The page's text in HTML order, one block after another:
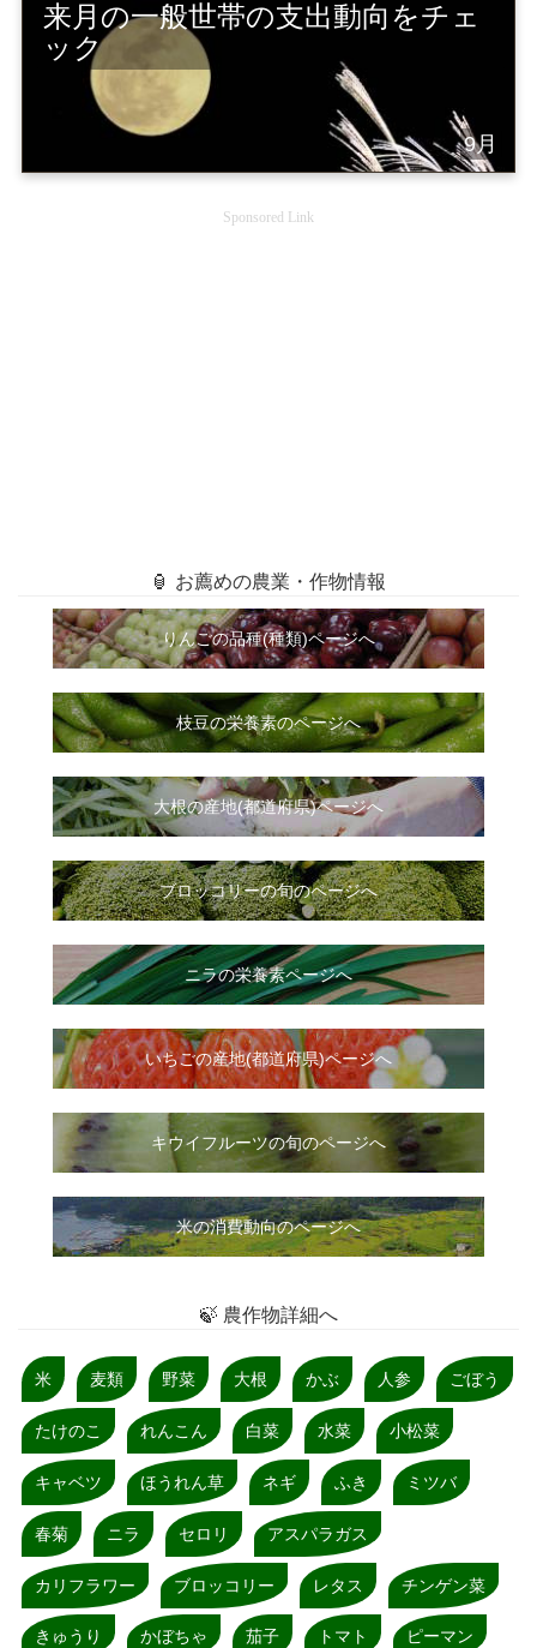
来月の一般世帯の支出動向をチェ
ック
9月
Sponsored Link
🏮 お薦めの農業・作物情報
りんごの品種(種類)ページへ
枝豆の栄養素のページへ
大根の産地(都道府県)ページへ
ブロッコリーの旬のページへ
ニラの栄養素ページへ
いちごの産地(都道府県)ページへ
キウイフルーツの旬のページへ
米の消費動向のページへ
🍃 農作物詳細へ
米 麦類 野菜 大根 かぶ 人参 ごぼう
たけのこ れんこん 白菜 水菜 小松菜
キャベツ ほうれん草 ネギ ふき ミツバ
春菊 ニラ セロリ アスパラガス
カリフラワー ブロッコリー レタス チンゲン菜
きゅうり かぼちゃ 茄子 トマト ピーマン